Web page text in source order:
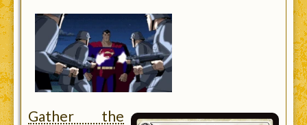
Gather the